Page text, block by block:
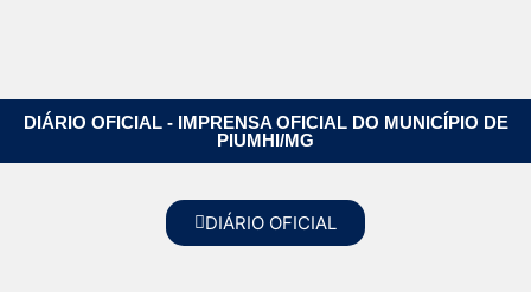
DIÁRIO OFICIAL - IMPRENSA OFICIAL DO MUNICÍPIO DE
PIUMHI/MG
DIÁRIO OFICIAL